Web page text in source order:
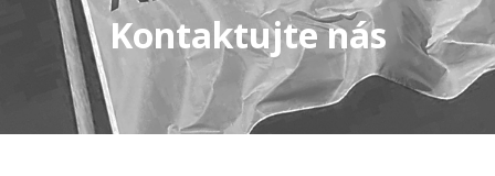
Kontaktujte nás